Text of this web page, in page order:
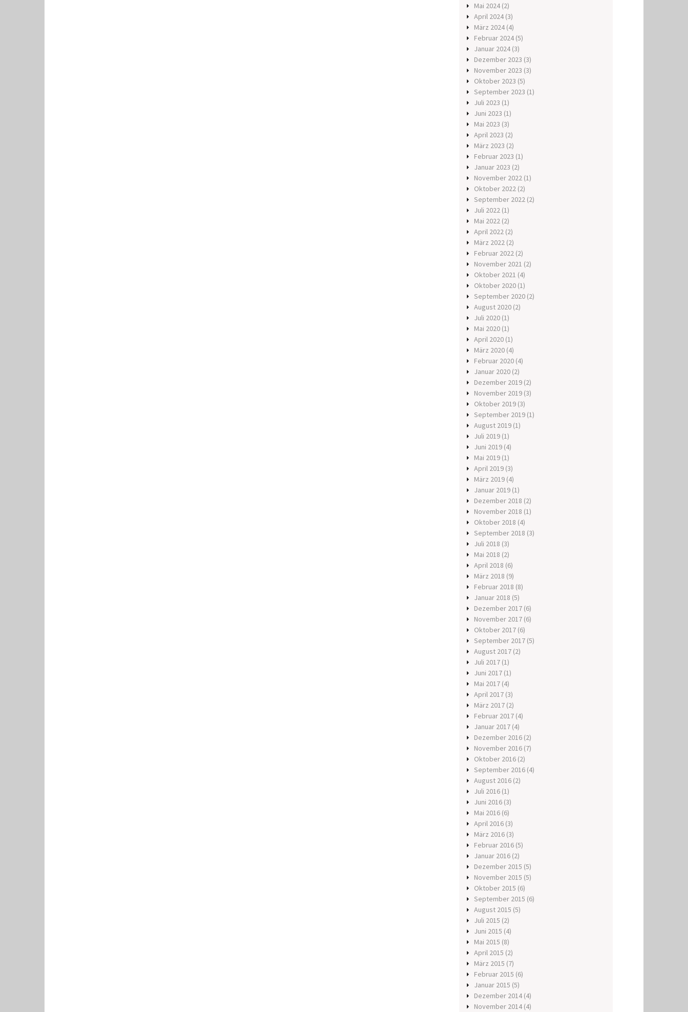
Mai 2024 (2)
April 2024 (3)
März 2024 (4)
Februar 2024 (5)
Januar 2024 (3)
Dezember 2023 (3)
November 2023 (3)
Oktober 2023 (5)
September 2023 (1)
Juli 2023 (1)
Juni 2023 (1)
Mai 2023 (3)
April 2023 (2)
März 2023 (2)
Februar 2023 (1)
Januar 2023 (2)
November 2022 (1)
Oktober 2022 (2)
September 2022 (2)
Juli 2022 (1)
Mai 2022 (2)
April 2022 (2)
März 2022 (2)
Februar 2022 (2)
November 2021 (2)
Oktober 2021 (4)
Oktober 2020 (1)
September 2020 (2)
August 2020 (2)
Juli 2020 (1)
Mai 2020 (1)
April 2020 (1)
März 2020 (4)
Februar 2020 (4)
Januar 2020 (2)
Dezember 2019 (2)
November 2019 (3)
Oktober 2019 (3)
September 2019 (1)
August 2019 (1)
Juli 2019 (1)
Juni 2019 (4)
Mai 2019 (1)
April 2019 (3)
März 2019 (4)
Januar 2019 (1)
Dezember 2018 (2)
November 2018 (1)
Oktober 2018 (4)
September 2018 (3)
Juli 2018 (3)
Mai 2018 (2)
April 2018 (6)
März 2018 (9)
Februar 2018 (8)
Januar 2018 (5)
Dezember 2017 (6)
November 2017 (6)
Oktober 2017 (6)
September 2017 (5)
August 2017 (2)
Juli 2017 (1)
Juni 2017 (1)
Mai 2017 (4)
April 2017 (3)
März 2017 (2)
Februar 2017 (4)
Januar 2017 (4)
Dezember 2016 (2)
November 2016 (7)
Oktober 2016 (2)
September 2016 (4)
August 2016 (2)
Juli 2016 (1)
Juni 2016 (3)
Mai 2016 (6)
April 2016 (3)
März 2016 (3)
Februar 2016 (5)
Januar 2016 (2)
Dezember 2015 (5)
November 2015 (5)
Oktober 2015 (6)
September 2015 (6)
August 2015 (5)
Juli 2015 (2)
Juni 2015 (4)
Mai 2015 (8)
April 2015 (2)
März 2015 (7)
Februar 2015 (6)
Januar 2015 (5)
Dezember 2014 (4)
November 2014 (4)